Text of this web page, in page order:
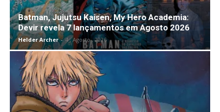
Batman, Jujutsu Kaisen, My Hero Academia:
Devir revela 7 lançamentos em Agosto 2026
Helder Archer - 4 , Agosto , 2026